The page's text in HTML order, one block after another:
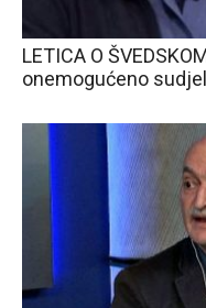
LETICA O
onemogućeno